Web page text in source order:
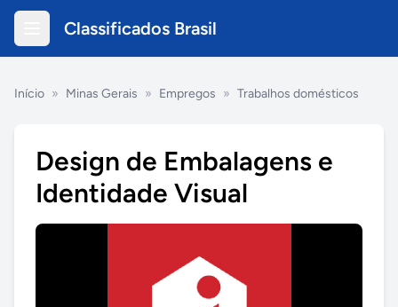
Classificados Brasil
Início » Minas Gerais » Empregos » Trabalhos domésticos
Design de Embalagens e
Identidade Visual